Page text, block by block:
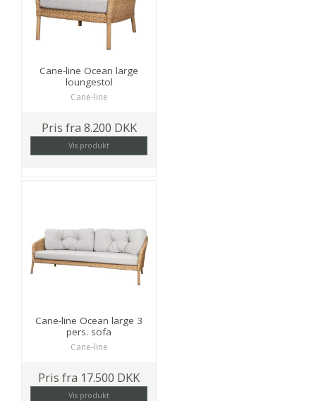
Cane-line Ocean large
loungestol
Cane-line
Pris fra 8.200 DKK
Vis produkt
Cane-line Ocean large 3
pers. sofa
Cane-line
Pris fra 17.500 DKK
Vis produkt